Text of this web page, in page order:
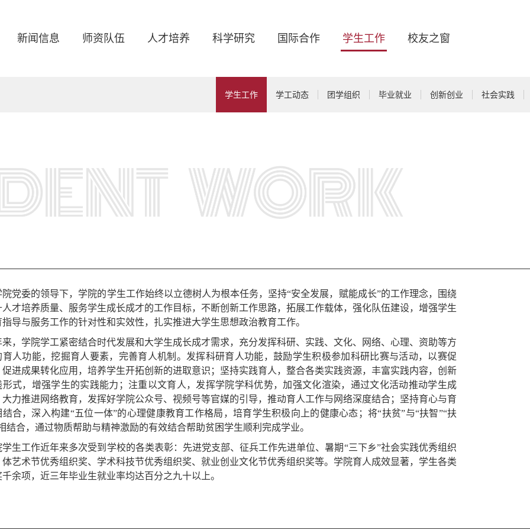
新闻信息 师资队伍 人才培养 科学研究 国际合作 学生工作 校友之窗
学生工作 学工动态 团学组织 毕业就业 创新创业 社会实践
院党委的领导下，学院的学生工作始终以立德树人为根本任务，坚持“安全发展，赋能成长”的工作理念，围绕
人才培养质量、服务学生成长成才的工作目标，不断创新工作思路，拓展工作载体，强化队伍建设，增强学生
指导与服务工作的针对性和实效性，扎实推进大学生思想政治教育工作。
来，学院学工紧密结合时代发展和大学生成长成才需求，充分发挥科研、实践、文化、网络、心理、资助等方
育人功能，挖掘育人要素，完善育人机制。发挥科研育人功能，鼓励学生积极参加科研比赛与活动，以赛促
促进成果转化应用，培养学生开拓创新的进取意识；坚持实践育人，整合各类实践资源，丰富实践内容，创新
形式，增强学生的实践能力；注重以文育人，发挥学院学科优势，加强文化渲染，通过文化活动推动学生成
大力推进网络教育，发挥好学院公众号、视频号等官媒的引导，推动育人工作与网络深度结合；坚持育心与育
结合，深入构建“五位一体”的心理健康教育工作格局，培育学生积极向上的健康心态；将“扶贫”与“扶智”“扶
结合，通过物质帮助与精神激励的有效结合帮助贫困学生顺利完成学业。
学生工作近年来多次受到学校的各类表彰：先进党支部、征兵工作先进单位、暑期“三下乡”社会实践优秀组织
体艺术节优秀组织奖、学术科技节优秀组织奖、就业创业文化节优秀组织奖等。学院育人成效显著，学生各类
千余项，近三年毕业生就业率均达百分之九十以上。